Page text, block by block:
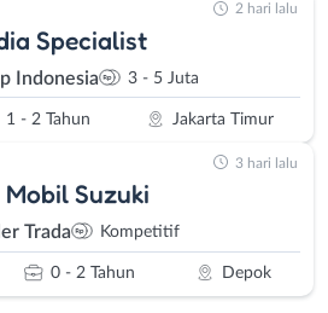
Specialist
Indonesia 3 - 5 Juta
1 - 2 Tahun Jakarta Timur
2 hari lalu
Suzuki
Trada Kompetitif
0 - 2 Tahun Depok
3 hari lalu